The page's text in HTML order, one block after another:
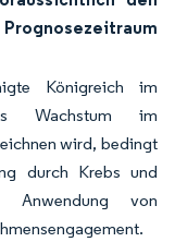
Königreich im
Wachstum im
wird, bedingt
durch Krebs und
Anwendung von